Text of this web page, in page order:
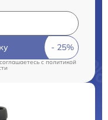
cполитикой